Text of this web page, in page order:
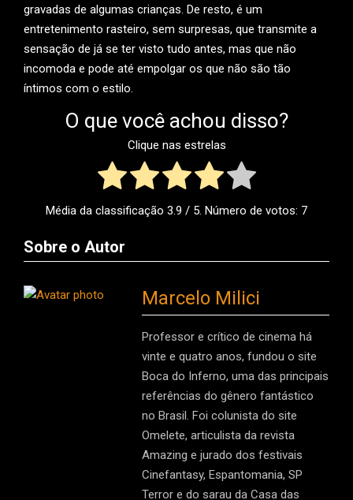
gravadas de algumas crianças. De resto, é um
entretenimento rasteiro, sem surpresas, que transmite a
sensação de já se ter visto tudo antes, mas que não
incomoda e pode até empolgar os que não são tão
íntimos com o estilo.
O que você achou disso?
Clique nas estrelas
Média da classificação 3.9 / 5. Número de votos: 7
Sobre o Autor
Marcelo Milici
Professor e crítico de cinema há
vinte e quatro anos, fundou o site
Boca do Inferno, uma das principais
referências do gênero fantástico
no Brasil. Foi colunista do site
Omelete, articulista da revista
Amazing e jurado dos festivais
Cinefantasy, Espantomania, SP
Terror e do sarau da Casa das